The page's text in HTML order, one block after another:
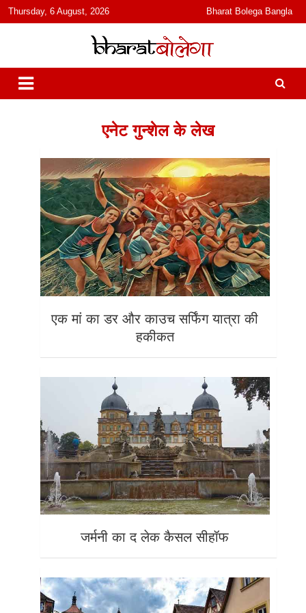
content
Thursday, 6 August, 2026 Bharat Bolega Bangla
भारत बोलेगा
हिंदी में समाचार, विचार, ऑडियो, वीडियो और फ़ीचर. भारत बोलेगा हिंदी न्यूज़ वेबसाइट
India: News, Views, Info, Trends & Podcast I जानकारी भी समझदारी भी
और पॉडकास्ट
एनेट गुन्शेल के लेख
एक मां का डर और काउच सर्फिंग यात्रा की
हकीकत
जर्मनी का द लेक कैसल सीहॉफ